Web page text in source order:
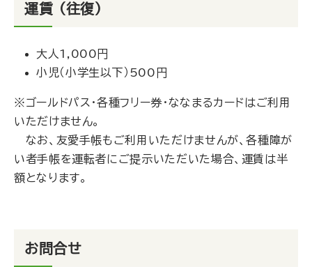
運賃 （往復）
大人1,000円
小児（小学生以下）500円
※ゴールドパス・各種フリー券・ななまるカードはご利用
いただけません。
なお、友愛手帳もご利用いただけませんが、各種障が
い者手帳を運転者にご提示いただいた場合、運賃は半
額となります。
お問合せ